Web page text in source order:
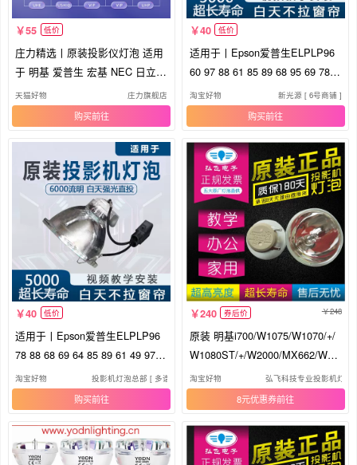
55 低价
庄力精选丨原装投影仪灯泡 适用
于 明基 爱普生 宏基 NEC 日立
索尼 奥图码 ASK 松下 雅图【多
种品牌可用】
天猫好物 庄力旗舰店
购买
40 低价
适用于丨Epson爱普生ELPLP96
60 97 88 61 85 89 68 95 69 78 9
3 64 87 67 92 91 75 原装投影机
仪灯泡丨亮将
淘宝好物 新光源 [ 6号商铺 ]
购买
40 低价
适用于丨Epson爱普生ELPLP96
78 88 68 69 64 85 89 61 49 97 7
7 87 95 93 76 74 75 80 60原装投
影机仪灯泡
淘宝好物 投影机灯泡总部 [ 多谱森1号店 ]
购买
240 券后价 248
原装 明基i700/W1075/W1070/+/
W1080ST/+/W2000/MX662/W20
FF投影机灯泡
淘宝好物 弘飞科技专业投影机灯泡
8元优惠券